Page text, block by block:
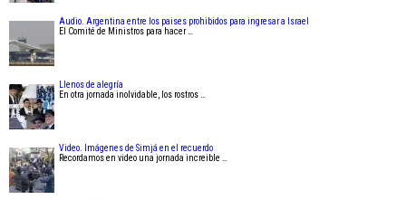
Audio. Argentina entre los paises prohibidos para ingresar a Israel
El Comité de Ministros para hacer …
Llenos de alegría
En otra jornada inolvidable, los rostros …
Video. Imágenes de Simjá en el recuerdo
Recordamos en video una jornada increible …